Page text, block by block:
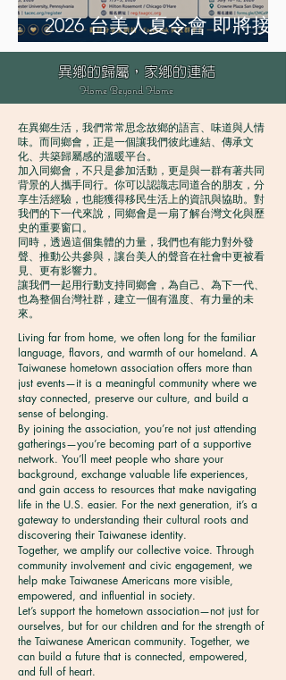
2026 台美人夏令會 即將接力
登場
異鄉的歸屬，家鄉的連結
Home Beyond Home
在異鄉生活，我們常常思念故鄉的語言、味道與人情
味。而同鄉會，正是一個讓我們彼此連結、傳承文
化、共築歸屬感的溫暖平台。
加入同鄉會，不只是參加活動，更是與一群有著共同
背景的人攜手同行。你可以認識志同道合的朋友，分
享生活經驗，也能獲得移民生活上的資訊與協助。對
我們的下一代來說，同鄉會是一扇了解台灣文化與歷
史的重要窗口。
同時，透過這個集體的力量，我們也有能力對外發
聲、推動公共參與，讓台美人的聲音在社會中更被看
見、更有影響力。
讓我們一起用行動支持同鄉會，為自己、為下一代、
也為整個台灣社群，建立一個有溫度、有力量的未
來。
Living far from home, we often long for the familiar
language, flavors, and warmth of our homeland. A
Taiwanese hometown association offers more than
just events—it is a meaningful community where we
stay connected, preserve our culture, and build a
sense of belonging.
By joining the association, you’re not just attending
gatherings—you’re becoming part of a supportive
network. You’ll meet people who share your
background, exchange valuable life experiences,
and gain access to resources that make navigating
life in the U.S. easier. For the next generation, it’s a
gateway to understanding their cultural roots and
discovering their Taiwanese identity.
Together, we amplify our collective voice. Through
community involvement and civic engagement, we
help make Taiwanese Americans more visible,
empowered, and influential in society.
Let’s support the hometown association—not just for
ourselves, but for our children and for the strength of
the Taiwanese American community. Together, we
can build a future that is connected, empowered,
and full of heart.